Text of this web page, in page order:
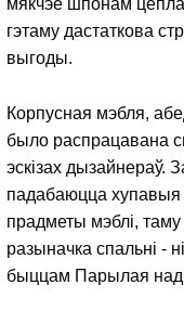
мякчэе шпонам
гэтаму дастаткова
выгоды.
Корпусная мэбля,
было распрацавана
эскізах дызайнераў.
падабаюцца хупавыя
прадметы мэблі,
разыначка спальні -
быццам Парылая над